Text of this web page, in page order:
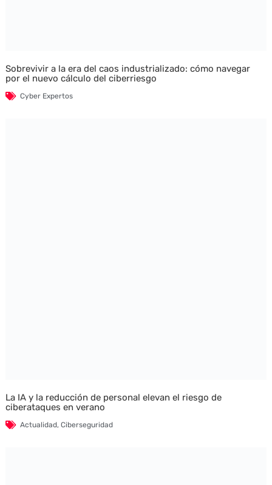
Sobrevivir a la era del caos industrializado: cómo navegar
por el nuevo cálculo del ciberriesgo
Cyber Expertos
La IA y la reducción de personal elevan el riesgo de
ciberataques en verano
Actualidad, Ciberseguridad